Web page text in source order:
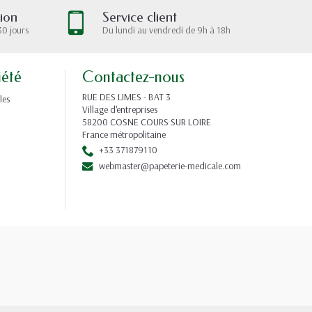
jours
Service client
Du lundi au vendredi de 9h à 18h
Contactez-nous
RUE DES LIMES - BAT 3
Village d'entreprises
58200 COSNE COURS SUR LOIRE
France métropolitaine
+33 371879110
webmaster@papeterie-medicale.com